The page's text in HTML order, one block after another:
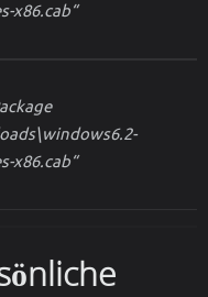
x86.cab“
x86.cab“